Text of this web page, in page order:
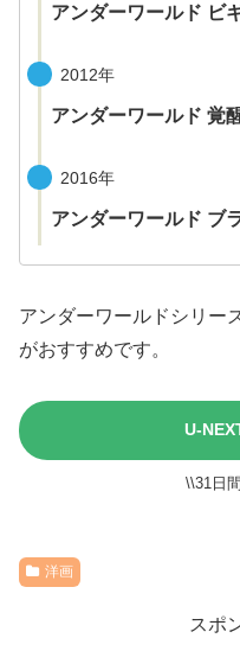
アンダーワールド ビ
2012年
アンダーワールド 覚
2016年
アンダーワールド ブ
アンダーワールドシリー
がおすすめです。
U-
\\31日
洋画
スポ